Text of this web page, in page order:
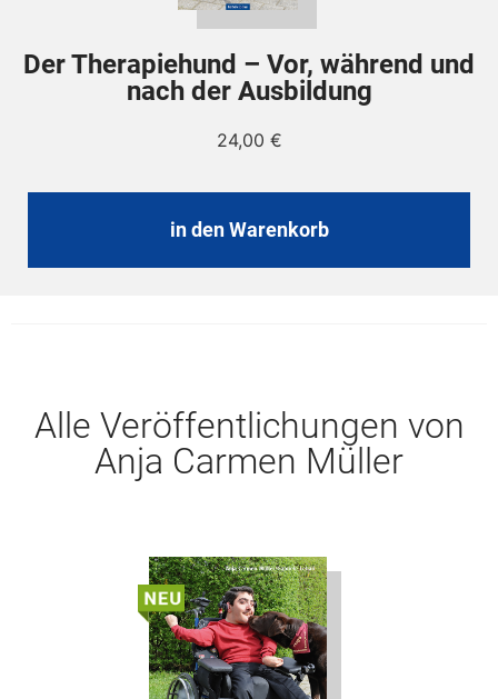
Der Therapiehund – Vor, während und
nach der Ausbildung
24,00 €
in den Warenkorb
Alle Veröffentlichungen von
Anja Carmen Müller